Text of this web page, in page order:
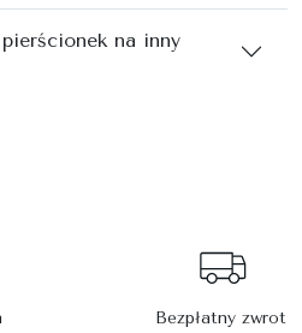
na inny
Bezpłatny zwrot